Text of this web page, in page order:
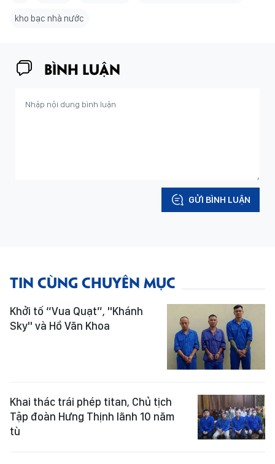
kho bạc nhà nước
BÌNH LUẬN
GỬI BÌNH LUẬN
TIN CÙNG CHUYÊN MỤC
Khởi tố “Vua Quạt”, "Khánh
Sky" và Hồ Văn Khoa
Khai thác trái phép titan, Chủ tịch
Tập đoàn Hưng Thịnh lãnh 10 năm
tù